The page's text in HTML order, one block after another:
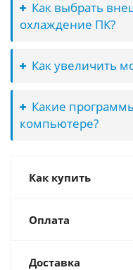
Как выбрать
охлаждение ПК?
Как увеличить
Какие
компьютере?
Как купить
Оплата
Доставка